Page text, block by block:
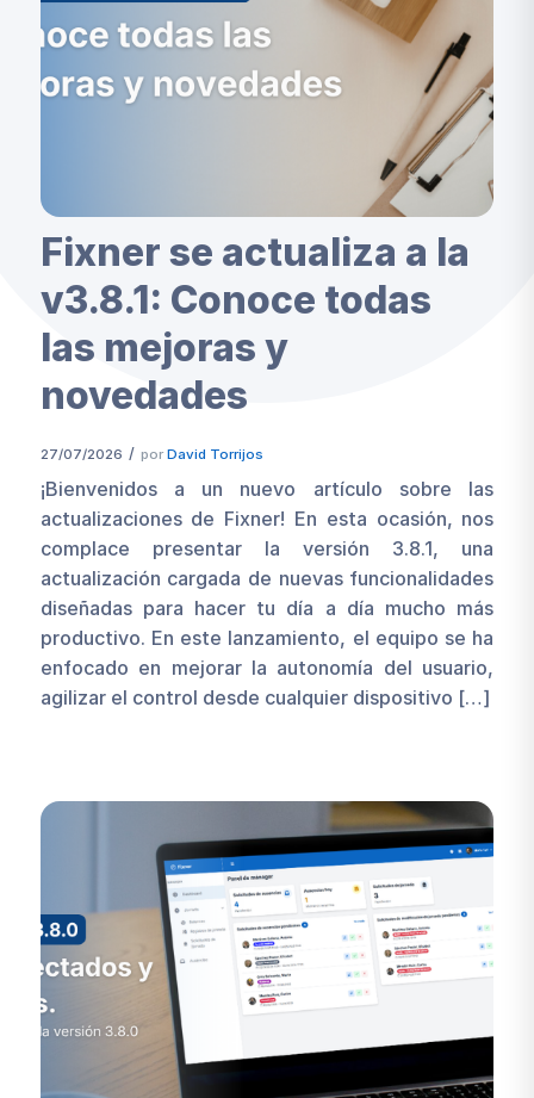
Fixner se actualiza a la
v3.8.1: Conoce todas
las mejoras y
novedades
27/07/2026 / por David Torrijos
¡Bienvenidos a un nuevo artículo sobre las
actualizaciones de Fixner! En esta ocasión, nos
complace presentar la versión 3.8.1, una
actualización cargada de nuevas funcionalidades
diseñadas para hacer tu día a día mucho más
productivo. En este lanzamiento, el equipo se ha
enfocado en mejorar la autonomía del usuario,
agilizar el control desde cualquier dispositivo […]